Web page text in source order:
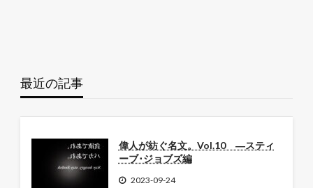
最近の記事
偉人が紡ぐ名文。Vol.10 ―スティ
ーブ･ジョブズ編
2023-09-24